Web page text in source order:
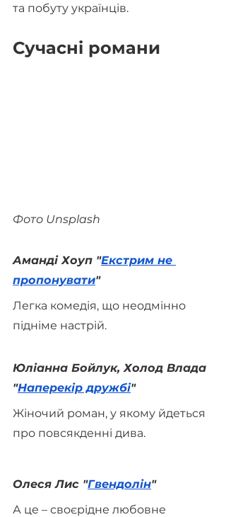
та побуту українців.
Сучасні романи
Фото Unsplash
Аманді Хоуп "Екстрим не
пропонувати"
Легка комедія, що неодмінно
підніме настрій.
Юліанна Бойлук, Холод Влада
"Наперекір дружбі"
Жіночий роман, у якому йдеться
про повсякденні дива.
Олеся Лис "Гвендолін"
А це – своєрідне любовне